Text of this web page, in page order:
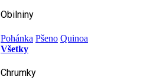
Obilniny
Pohánka Pšeno Quinoa
Všetky
Chrumky